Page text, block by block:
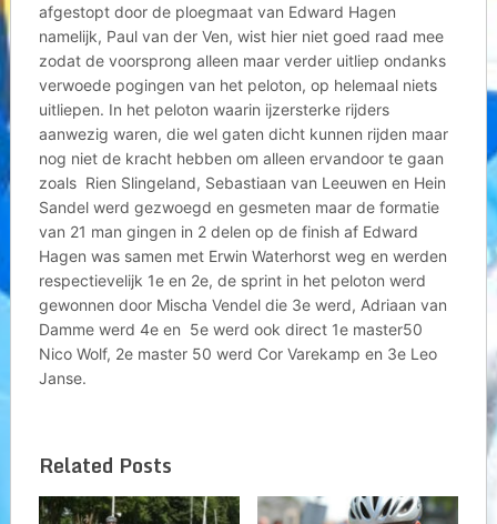
afgestopt door de ploegmaat van Edward Hagen
namelijk, Paul van der Ven, wist hier niet goed raad mee
zodat de voorsprong alleen maar verder uitliep ondanks
verwoede pogingen van het peloton, op helemaal niets
uitliepen. In het peloton waarin ijzersterke rijders
aanwezig waren, die wel gaten dicht kunnen rijden maar
nog niet de kracht hebben om alleen ervandoor te gaan
zoals Rien Slingeland, Sebastiaan van Leeuwen en Hein
Sandel werd gezwoegd en gesmeten maar de formatie
van 21 man gingen in 2 delen op de finish af Edward
Hagen was samen met Erwin Waterhorst weg en werden
respectievelijk 1e en 2e, de sprint in het peloton werd
gewonnen door Mischa Vendel die 3e werd, Adriaan van
Damme werd 4e en 5e werd ook direct 1e master50
Nico Wolf, 2e master 50 werd Cor Varekamp en 3e Leo
Janse.
Related Posts